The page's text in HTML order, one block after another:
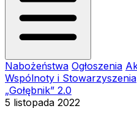
Nabożeństwa Ogłoszenia
Wspólnoty i Stowarzyszenia
„Gołębnik” 2.0
5 listopada 2022